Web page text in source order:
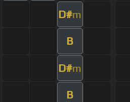
D#m
B
D#m
B